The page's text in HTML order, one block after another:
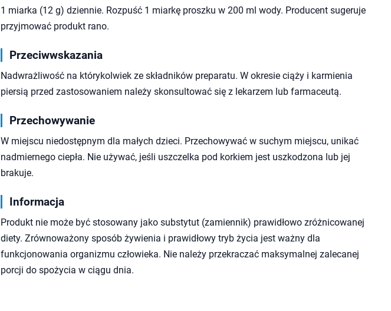
1 miarka (12 g) dziennie. Rozpuść 1 miarkę proszku w 200 ml wody. Producent sugeruje
przyjmować produkt rano.
Przeciwwskazania
Nadwrażliwość na którykolwiek ze składników preparatu. W okresie ciąży i karmienia
piersią przed zastosowaniem należy skonsultować się z lekarzem lub farmaceutą.
Przechowywanie
W miejscu niedostępnym dla małych dzieci. Przechowywać w suchym miejscu, unikać
nadmiernego ciepła. Nie używać, jeśli uszczelka pod korkiem jest uszkodzona lub jej
brakuje.
Informacja
Produkt nie może być stosowany jako substytut (zamiennik) prawidłowo zróżnicowanej
diety. Zrównoważony sposób żywienia i prawidłowy tryb życia jest ważny dla
funkcjonowania organizmu człowieka. Nie należy przekraczać maksymalnej zalecanej
porcji do spożycia w ciągu dnia.